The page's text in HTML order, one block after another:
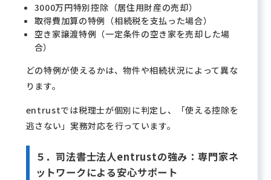
3000万円特別控除（居住用財産の売却）
取得費加算の特例（相続税を支払った場合）
空き家譲渡特例（一定条件の空き家を売却した場
合）
どの特例が使えるかは、物件や相続状況によって異な
ります。
entrustでは税理士が個別に判定し、「使える控除を
逃さない」実務対応を行っています。
５．司法書士法人entrustの強み：専門家ネ
ットワークによる安心サポート